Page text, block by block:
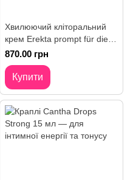
Хвилюючий кліторальний
крем Erekta prompt für die
Frau 13 мл
870.00 грн
Купити